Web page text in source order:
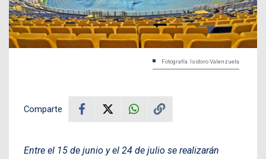
Fotografía: Isidoro Valenzuela
Comparte
Entre el 15 de junio y el 24 de julio se realizarán